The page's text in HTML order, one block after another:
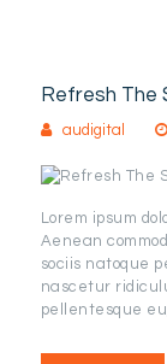
Refresh The
audigital
Lorem ipsum
Aenean
sociis natoque
nascetur
pellentesque